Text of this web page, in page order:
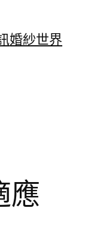
婚紗世界
應